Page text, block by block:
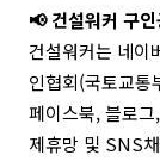
📢 건설워커 구
건설워커는 네이
인협회(국토교통
페이스북, 블로
제휴망 및 SNS